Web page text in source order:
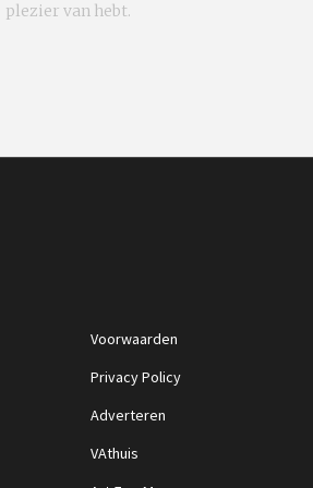
plezier van hebt.
Voorwaarden
Privacy Policy
Adverteren
VAthuis